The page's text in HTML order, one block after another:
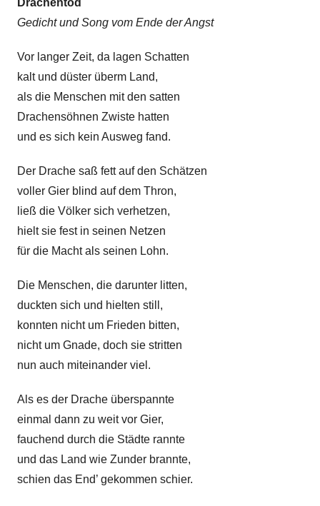
l
e
Gedicht und Song vom Ende der Angst
Vor langer Zeit, da lagen Schatten
kalt und düster überm Land,
als die Menschen mit den satten
Drachensöhnen Zwiste hatten
und es sich kein Ausweg fand.
Der Drache saß fett auf den Schätzen
voller Gier blind auf dem Thron,
ließ die Völker sich verhetzen,
hielt sie fest in seinen Netzen
für die Macht als seinen Lohn.
Die Menschen, die darunter litten,
duckten sich und hielten still,
konnten nicht um Frieden bitten,
nicht um Gnade, doch sie stritten
nun auch miteinander viel.
Als es der Drache überspannte
einmal dann zu weit vor Gier,
fauchend durch die Städte rannte
und das Land wie Zunder brannte,
schien das End’ gekommen schier.